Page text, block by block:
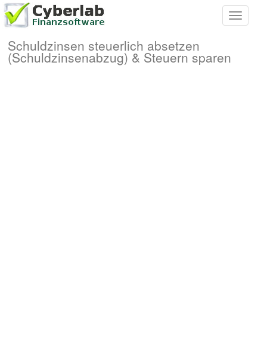
Toggle
Schuldzinsen steuerlich absetzen
(Schuldzinsenabzug) & Steuern sparen